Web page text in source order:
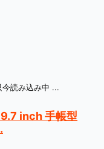
inch 手帳型